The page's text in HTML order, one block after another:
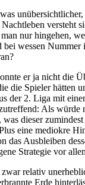
versteht
nur hingehen,
bei wessen Nummer
er ja nicht die
die Spieler hätten
der 2. Liga mit
Als würde
dieser
eine mediokre
das Ausbleiben
Strategie vor
relativ
Erde